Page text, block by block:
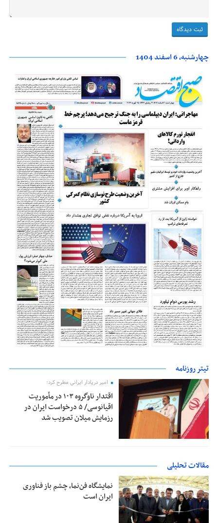
چهارشنبه، 6 اسفند 1404
تیتر روزنامه
امیر دریادار ایرانی مطرح کرد؛
اقتدار ناوگروه ۱۰۳ در مأموریت‌
اقیانوسی/ ۵ درخواست ایران در
رزمایش میلان تصویب شد
مقالات تحلیلی
نمایشگاه فن‌نما، چشم باز فناوری
ایران است